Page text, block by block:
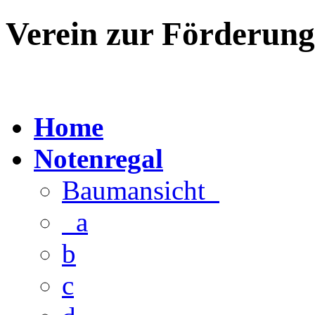
Verein zur
Home
Notenregal
Baumansicht
a
b
c